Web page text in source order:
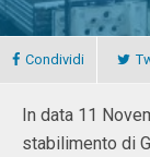
Condividi
In data 11
stabilimento di